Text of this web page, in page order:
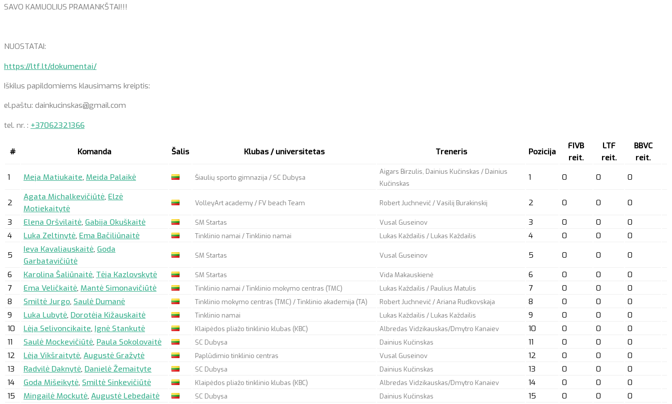
SAVO KAMUOLIUS PRAMANKŠTAI!!!
NUOSTATAI:
https://ltf.lt/dokumentai/
Iškilus papildomiems klausimams kreiptis:
el.paštu: dainkucinskas@gmail.com
tel. nr. : +37062321366
# Komanda Šalis Klubas / universitetas Treneris Pozicija
FIVB
reit.
LTF
reit.
BBVC
reit.
1
Meja Matiukaite, Meida Palaikė Šiaulių sporto gimnazija / SC Dubysa
Aigars Birzulis, Dainius Kučinskas / Dainius
Kučinskas
1 0 0 0
2
Agata Michalkevičiūtė, Elzė
Motiekaitytė
VolleyArt academy / FV beach Team Robert Juchnevič / Vasilij Burakinskij 2 0 0
0
3
Elena Oršvilaitė, Gabija Okuškaitė SM Startas Vusal Guseinov 3 0 0
0
4
Luka Zeltinytė, Ema Bačiliūnaitė Tinklinio namai / Tinklinio namai Lukas Každailis / Lukas Každailis 4 0 0
0
5
Ieva Kavaliauskaitė, Goda
Garbatavičiūtė
SM Startas Vusal Guseinov 5 0 0
0
6
Karolina Šaliūnaitė, Tėja Kazlovskytė SM Startas Vida Makauskienė 6 0 0
0
7
Ema Veličkaitė, Mantė Simonavičiūtė Tinklinio namai / Tinklinio mokymo centras (TMC) Lukas Každailis / Paulius Matulis 7 0 0
0
8
Smiltė Jurgo, Saulė Dumanė Tinklinio mokymo centras (TMC) / Tinklinio akademija (TA) Robert Juchnevič / Ariana Rudkovskaja 8 0 0
0
9
Luka Lubytė, Dorotėja Kižauskaitė Tinklinio namai Lukas Každailis / Lukas Každailis 9 0 0
0
10
Lėja Selivoncikaite, Ignė Stankutė Klaipėdos pliažo tinklinio klubas (KBC) Albredas Vidzikauskas/Dmytro Kanaiev 10 0 0
0
11
Saulė Mockevičiūtė, Paula Sokolovaitė SC Dubysa Dainius Kučinskas 11 0 0
0
12
Lėja Vikšraitytė, Augustė Gražytė Paplūdimio tinklinio centras Vusal Guseinov 12 0 0
0
13
Radvilė Daknytė, Danielė Žemaityte SC Dubysa Dainius Kučinskas 13 0 0
0
14
Goda Mišeikytė, Smiltė Sinkevičiūtė Klaipėdos pliažo tinklinio klubas (KBC) Albredas Vidzikauskas/Dmytro Kanaiev 14 0 0
0
15
Mingailė Mockutė, Augustė Lebedaitė SC Dubysa Dainius Kučinskas 15 0 0
0